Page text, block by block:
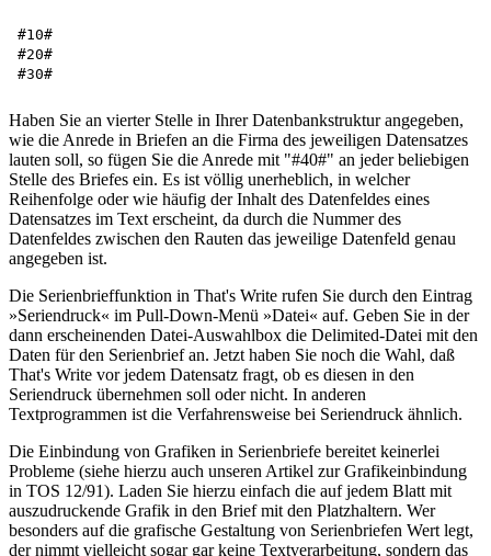
#10#
#20#
Haben Sie an vierter Stelle in Ihrer Datenbankstruktur angegeben,
wie die Anrede in Briefen an die Firma des jeweiligen Datensatzes
lauten soll, so fügen Sie die Anrede mit "#40#" an jeder beliebigen
Stelle des Briefes ein. Es ist völlig unerheblich, in welcher
Reihenfolge oder wie häufig der Inhalt des Datenfeldes eines
Datensatzes im Text erscheint, da durch die Nummer des
Datenfeldes zwischen den Rauten das jeweilige Datenfeld genau
angegeben ist.
Die Serienbrieffunktion in That's Write rufen Sie durch den Eintrag
»Seriendruck« im Pull-Down-Menü »Datei« auf. Geben Sie in der
dann erscheinenden Datei-Auswahlbox die Delimited-Datei mit den
Daten für den Serienbrief an. Jetzt haben Sie noch die Wahl, daß
That's Write vor jedem Datensatz fragt, ob es diesen in den
Seriendruck übernehmen soll oder nicht. In anderen
Textprogrammen ist die Verfahrensweise bei Seriendruck ähnlich.
Die Einbindung von Grafiken in Serienbriefe bereitet keinerlei
Probleme (siehe hierzu auch unseren Artikel zur Grafikeinbindung
in TOS 12/91). Laden Sie hierzu einfach die auf jedem Blatt mit
auszudruckende Grafik in den Brief mit den Platzhaltern. Wer
besonders auf die grafische Gestaltung von Serienbriefen Wert legt,
der nimmt vielleicht sogar gar keine Textverarbeitung, sondern das